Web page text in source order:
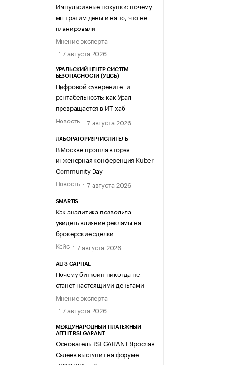
Импульсивные покупки: почему
мы тратим деньги на то, что не
планировали
Мнение эксперта
7 августа 2026
УРАЛЬСКИЙ ЦЕНТР СИСТЕМ
БЕЗОПАСНОСТИ (УЦСБ)
Цифровой суверенитет и
рентабельность: как Урал
превращается в ИТ-хаб
Новость
7 августа 2026
ЛАБОРАТОРИЯ ЧИСЛИТЕЛЬ
В Москве прошла вторая
инженерная конференция Kuber
Community Day
Новость
7 августа 2026
SMARTIS
Как аналитика позволила
увидеть влияние рекламы на
брокерские сделки
Кейс
7 августа 2026
ALT3 CAPITAL
Почему биткоин никогда не
станет настоящими деньгами
Мнение эксперта
7 августа 2026
МЕЖДУНАРОДНЫЙ ПЛАТЁЖНЫЙ
АГЕНТ RSI GARANT
Основатель RSI GARANT Ярослав
Салеев выступит на форуме